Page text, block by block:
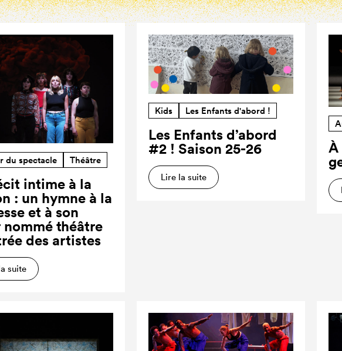
du spectacle Théâtre
intime à la
: un hymne à la
et à son
nommé théâtre
des artistes
suite
Kids Les Enfants d'abord !
Les Enfants d’abord
#2 ! Saison 25-26
Lire la suite
À